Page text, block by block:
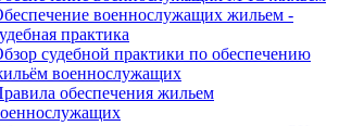
военнослужащих жильем -
практика
судебной практики по обеспечению
военнослужащих
обеспечения жильем